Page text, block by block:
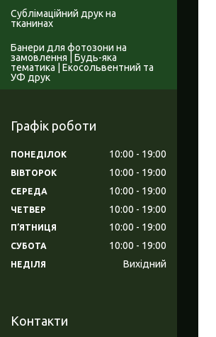
Сублімаційний друк на
тканинах
Банери для фотозони на
замовлення | Будь-яка
тематика | Екосольвентний та
УФ друк
Графік роботи
ПОНЕДІЛОК 10:00 19:00
ВІВТОРОК 10:00 19:00
СЕРЕДА 10:00 19:00
ЧЕТВЕР 10:00 19:00
ПʼЯТНИЦЯ 10:00 19:00
СУБОТА 10:00 19:00
НЕДІЛЯ Вихідний
Контакти